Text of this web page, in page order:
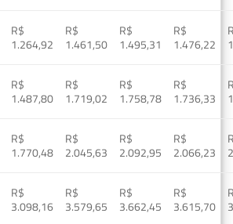
R$
1.264,92
R$
1.461,50
R$
1.495,31
R$
1.476,22
R$
1.487,80
R$
1.719,02
R$
1.758,78
R$
1.736,33
R$
1.770,48
R$
2.045,63
R$
2.092,95
R$
2.066,23
R$
3.098,16
R$
3.579,65
R$
3.662,45
R$
3.615,70